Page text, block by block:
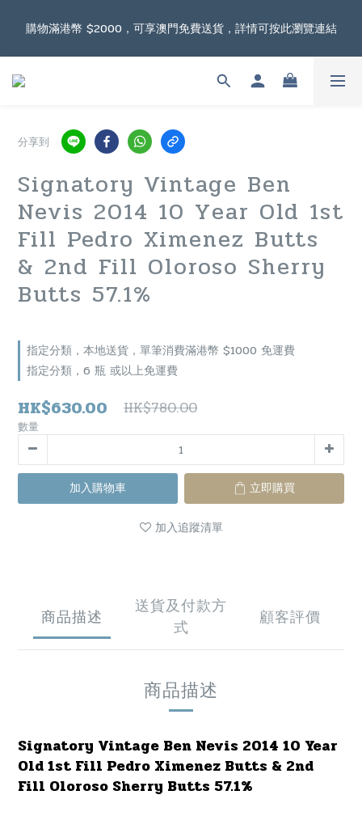
醉的酒類。
購物滿港幣 $2000，可享澳門免費送貨，詳情可按此瀏覽連結
根據香港法律，不得在業務過程中，向未成年人售賣或供應令人醺
分享到
Signatory Vintage Ben
Nevis 2014 10 Year Old 1st
Fill Pedro Ximenez Butts
& 2nd Fill Oloroso Sherry
Butts 57.1%
指定分類，本地送貨，單筆消費滿港幣 $1000 免運費
指定分類，6 瓶 或以上免運費
HK$630.00 HK$780.00
數量
加入購物車 立即購買
加入追蹤清單
商品描述
送貨及付款方
式
顧客評價
商品描述
Signatory Vintage Ben Nevis 2014 10 Year
Old 1st Fill Pedro Ximenez Butts & 2nd
Fill Oloroso Sherry Butts 57.1%